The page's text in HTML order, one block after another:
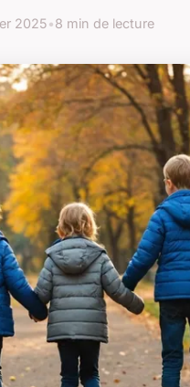
2025•8 min de lecture